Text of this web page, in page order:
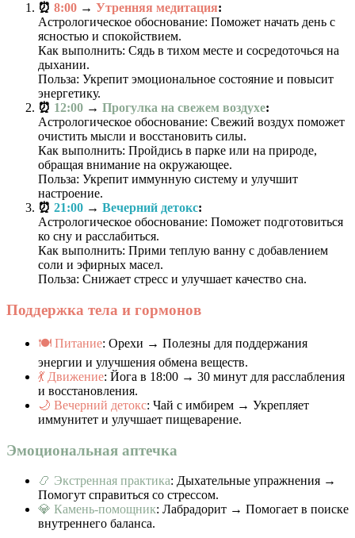
⏰ 8:00 → Утренняя медитация:
Астрологическое обоснование: Поможет начать день с
ясностью и спокойствием.
Как выполнить: Сядь в тихом месте и сосредоточься на
дыхании.
Польза: Укрепит эмоциональное состояние и повысит
энергетику.
⏰ 12:00 → Прогулка на свежем воздухе:
Астрологическое обоснование: Свежий воздух поможет
очистить мысли и восстановить силы.
Как выполнить: Пройдись в парке или на природе,
обращая внимание на окружающее.
Польза: Укрепит иммунную систему и улучшит
настроение.
⏰ 21:00 → Вечерний детокс:
Астрологическое обоснование: Поможет подготовиться
ко сну и расслабиться.
Как выполнить: Прими теплую ванну с добавлением
соли и эфирных масел.
Польза: Снижает стресс и улучшает качество сна.
Поддержка тела и гормонов
🍽️ Питание: Орехи → Полезны для поддержания
энергии и улучшения обмена веществ.
💃 Движение: Йога в 18:00 → 30 минут для расслабления
и восстановления.
🌙 Вечерний детокс: Чай с имбирем → Укрепляет
иммунитет и улучшает пищеварение.
Эмоциональная аптечка
📿 Экстренная практика: Дыхательные упражнения →
Помогут справиться со стрессом.
💎 Камень-помощник: Лабрадорит → Помогает в поиске
внутреннего баланса.